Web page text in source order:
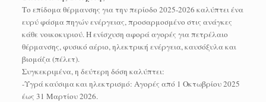
Το επίδομα θέρμανσης για την περίοδο 2025-2026 καλύπτει ένα
ευρύ φάσμα πηγών ενέργειας, προσαρμοσμένο στις ανάγκες
κάθε νοικοκυριού. Η ενίσχυση αφορά αγορές για πετρέλαιο
θέρμανσης, φυσικό αέριο, ηλεκτρική ενέργεια, καυσόξυλα και
βιομάζα (πέλετ).
Συγκεκριμένα, η δεύτερη δόση καλύπτει:
-Υγρά καύσιμα και ηλεκτρισμό: Αγορές από 1 Οκτωβρίου 2025
έως 31 Μαρτίου 2026.